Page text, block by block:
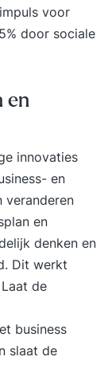
voor
door sociale
en
innovaties
en
veranderen
en
denken en
Dit werkt
de
business
slaat de